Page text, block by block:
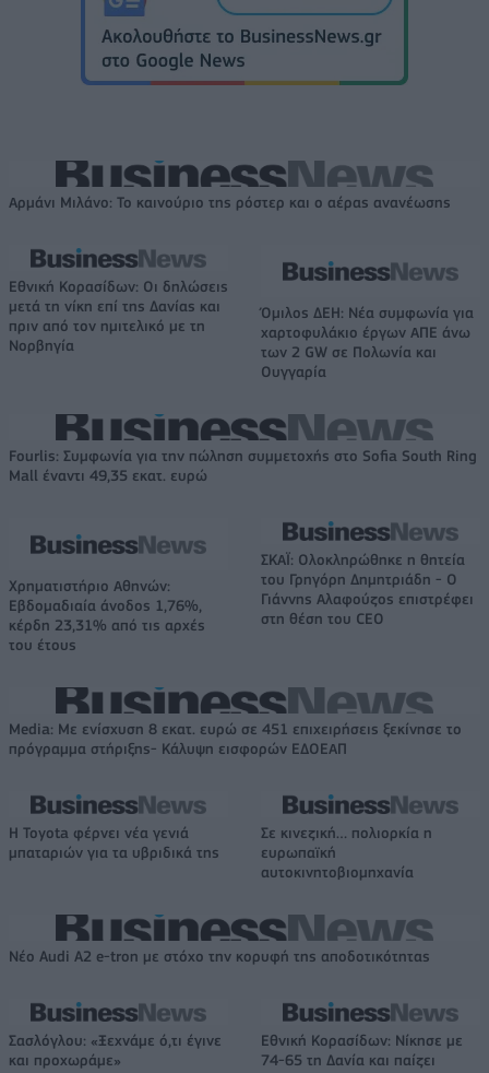
Αρμάνι Μιλάνο: Το καινούριο της ρόστερ και ο αέρας ανανέωσης
Εθνική Κορασίδων: Οι δηλώσεις
μετά τη νίκη επί της Δανίας και
πριν από τον ημιτελικό με τη
Νορβηγία
Όμιλος ΔΕΗ: Νέα συμφωνία για
χαρτοφυλάκιο έργων ΑΠΕ άνω
των 2 GW σε Πολωνία και
Ουγγαρία
Fourlis: Συμφωνία για την πώληση συμμετοχής στο Sofia South Ring
Mall έναντι 49,35 εκατ. ευρώ
Χρηματιστήριο Αθηνών:
Εβδομαδιαία άνοδος 1,76%,
κέρδη 23,31% από τις αρχές
του έτους
ΣΚΑΪ: Ολοκληρώθηκε η θητεία
του Γρηγόρη Δημητριάδη - Ο
Γιάννης Αλαφούζος επιστρέφει
στη θέση του CEO
Media: Με ενίσχυση 8 εκατ. ευρώ σε 451 επιχειρήσεις ξεκίνησε το
πρόγραμμα στήριξης- Κάλυψη εισφορών ΕΔΟΕΑΠ
Η Toyota φέρνει νέα γενιά
μπαταριών για τα υβριδικά της
Σε κινεζική… πολιορκία η
ευρωπαϊκή
αυτοκινητοβιομηχανία
Νέο Audi A2 e-tron με στόχο την κορυφή της αποδοτικότητας
Σασλόγλου: «Ξεχνάμε ό,τι έγινε
και προχωράμε»
Εθνική Κορασίδων: Νίκησε με
74-65 τη Δανία και παίζει